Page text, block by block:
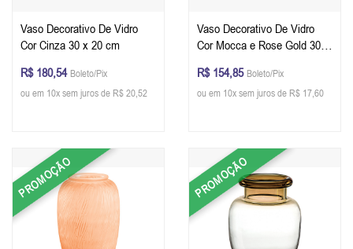
Vaso Decorativo De Vidro
Cor Cinza 30 x 20 cm
R$ 180,54 Boleto/Pix
ou em 10x sem juros de R$ 20,52
Vaso Decorativo De Vidro
Cor Mocca e Rose Gold 30 x
R$ 154,85 Boleto/Pix
ou em 10x sem juros de R$ 17,60
PROMOÇÃO PROMOÇÃO